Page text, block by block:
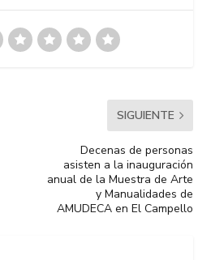
SIGUIENTE
Decenas de personas
asisten a la inauguración
anual de la Muestra de Arte
y Manualidades de
AMUDECA en El Campello